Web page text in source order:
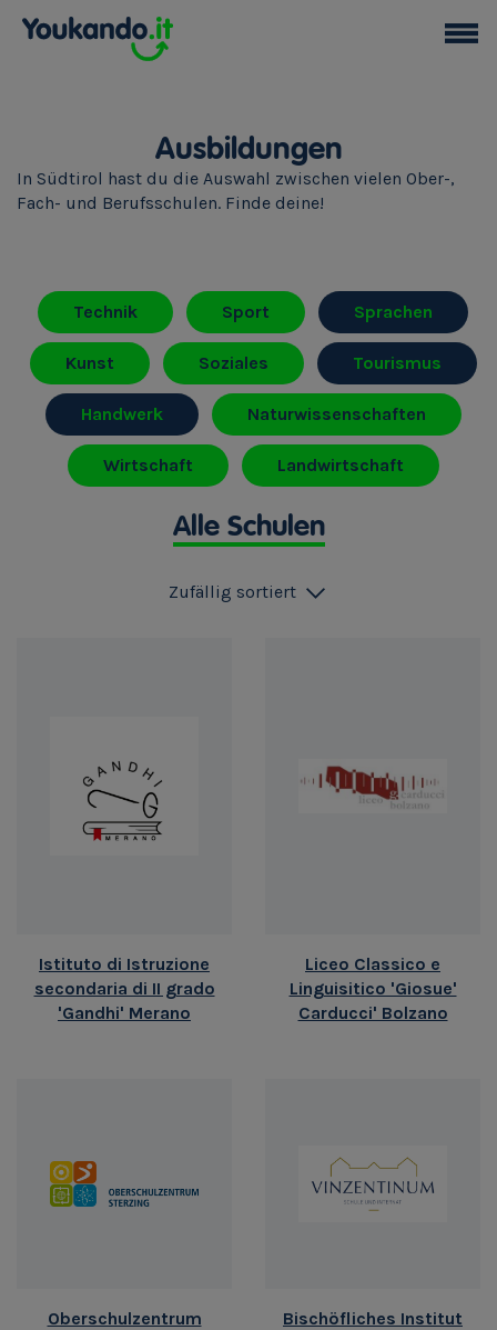
Ausbildungen
In Südtirol hast du die Auswahl zwischen vielen Ober-,
Fach- und Berufsschulen. Finde deine!
Technik Sport Sprachen
Kunst Soziales Tourismus
Handwerk Naturwissenschaften
Wirtschaft Landwirtschaft
Alle Schulen
Zufällig sortiert
Istituto di Istruzione
secondaria di II grado
'Gandhi' Merano
Liceo Classico e
Linguisitico 'Giosue'
Carducci' Bolzano
Oberschulzentrum
Bischöfliches Institut